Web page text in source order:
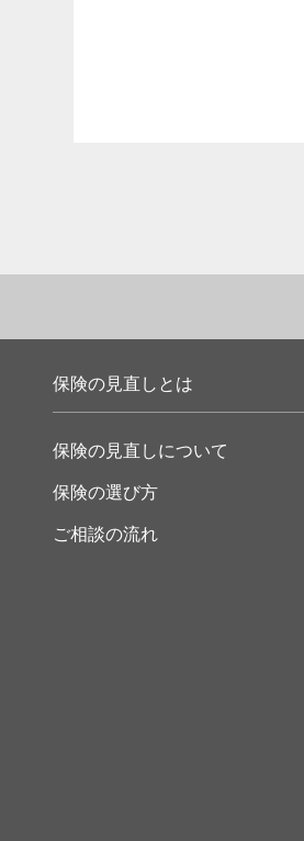
保険の見直しとは
保険の見直しについて
保険の選び方
ご相談の流れ